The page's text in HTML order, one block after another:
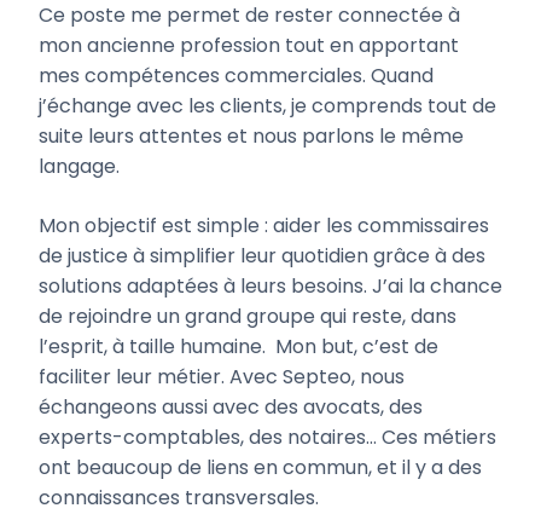
Ce poste me permet de rester connectée à
mon ancienne profession tout en apportant
mes compétences commerciales. Quand
j’échange avec les clients, je comprends tout de
suite leurs attentes et nous parlons le même
langage.
Mon objectif est simple : aider les commissaires
de justice à simplifier leur quotidien grâce à des
solutions adaptées à leurs besoins. J’ai la chance
de rejoindre un grand groupe qui reste, dans
l’esprit, à taille humaine. Mon but, c’est de
faciliter leur métier. Avec Septeo, nous
échangeons aussi avec des avocats, des
experts-comptables, des notaires… Ces métiers
ont beaucoup de liens en commun, et il y a des
connaissances transversales.